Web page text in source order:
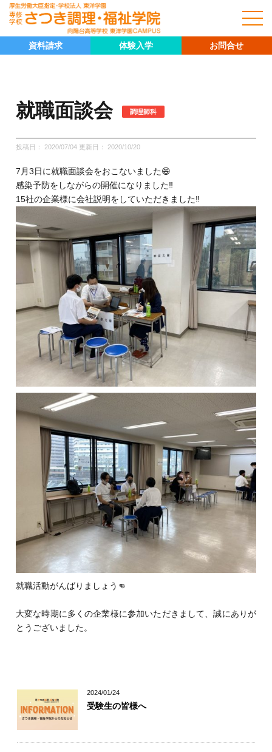
キャリア科
キャリア科の紹介
キャリア科の学び
幅広い学び
自信が付けられる
丁寧な指導
個別指導
資料請求 体験入学 お問合せ
就職面談会 調理師科
投稿日： 2020/07/04 更新日： 2020/10/20
7月3日に就職面談会をおこないました😄
感染予防をしながらの開催になりました‼️
15社の企業様に会社説明をしていただきました‼️
就職活動がんばりましょう👊
大変な時期に多くの企業様に参加いただきまして、誠にありが
とうございました。
2024/01/24
受験生の皆様へ